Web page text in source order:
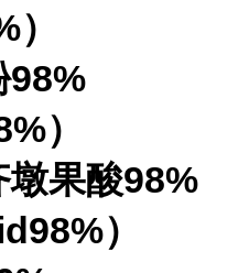
）
98%
）
墩果酸98%
）